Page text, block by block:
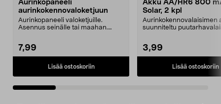
Aurinkopaneeli
aurinkokennovaloketjuun
Aurinkopaneeli valoketjuille.
Asennus seinälle tai maahan.
7,99
Lisää ostoskoriin
Akku AA/HR6 800
Solar, 2 kpl
Aurinkokennovalaisimen
suunniteltu
3,99
Lisää ostoskoriin